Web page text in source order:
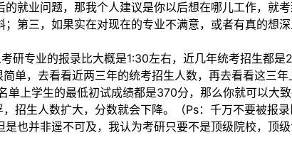
就业问题，那我个人建议是你以后想在哪儿工作，就
第三，如果实在对现在的专业不满意，或者有真的想
研专业的报录比大概是1:30左右，近几年统考招生都
单，去看看近两三年的统考招生人数，再去看看这三
上学生的最低初试成绩都是370分，那么你就可以大
招生人数扩大，分数就会下降。（Ps：千万不要被报
也并非遥不可及，我认为考研只要不是顶级院校，顶